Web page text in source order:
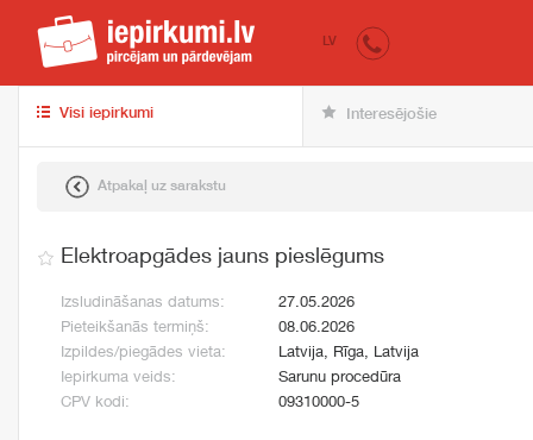
iepirkumi.lv
LV
Visi iepirkumi Interesējošie
Atpakaļ uz sarakstu
Elektroapgādes jauns pieslēgums
Izsludināšanas datums:
27.05.2026
Pieteikšanās termiņš:
08.06.2026
Izpildes/piegādes vieta:
Latvija, Rīga, Latvija
Iepirkuma veids:
Sarunu procedūra
CPV kodi:
09310000-5